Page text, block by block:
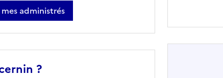
administrés
?